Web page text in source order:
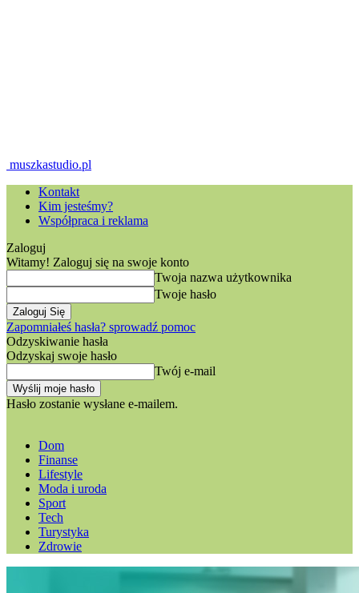
muszkastudio.pl
Kontakt
Kim jesteśmy?
Współpraca i reklama
Zaloguj
Witamy! Zaloguj się na swoje konto
Twoja nazwa użytkownika
Twoje hasło
Zapomniałeś hasła? sprowadź pomoc
Odzyskiwanie hasła
Odzyskaj swoje hasło
Twój e-mail
Hasło zostanie wysłane e-mailem.
Dom
Finanse
Lifestyle
Moda i uroda
Sport
Tech
Turystyka
Zdrowie